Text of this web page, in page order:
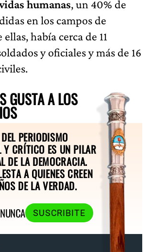
humanas, un 40% de
en los campos de
había cerca de 11
y oficiales y más de 16
GUSTA A LOS
PERIODISMO
Y CRÍTICO ES UN PILAR
DE LA DEMOCRACIA.
A QUIENES CREEN
DE LA VERDAD.
SUSCRIBITE